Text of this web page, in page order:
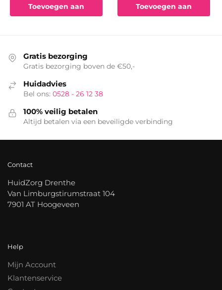
Toevoegen aan Toevoegen aan
Gratis bezorging
Gratis bezorging boven de €50,-
Huidadvies
Bel ons: 0528 - 26 12 38
100% veilig betalen
Altijd betalen via een beveiligde verbinding
Contact
HuidZorg Drenthe
Van Limburgstirumstraat 104
7901 AT Hoogeveen
Help
Mijn Account
Klantenservice